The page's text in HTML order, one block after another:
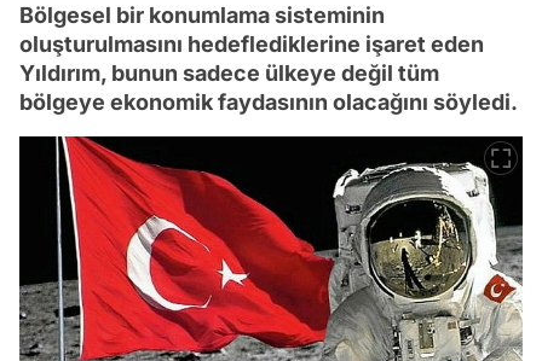
Bölgesel bir konumlama sisteminin
oluşturulmasını hedeflediklerine işaret eden
Yıldırım, bunun sadece ülkeye değil tüm
bölgeye ekonomik faydasının olacağını söyledi.